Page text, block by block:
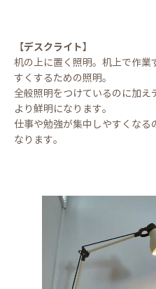
【デスクライト】
机の上に置く照明。机上で作業
すくするための照明。
全般照明をつけているのに加え
より鮮明になります。
仕事や勉強が集中しやすくなる
なります。